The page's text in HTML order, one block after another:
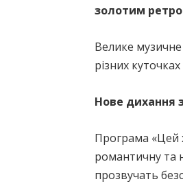
золотим
Велике
різних
Нове дихання
Програма «Цей
романтичну та
прозвучать